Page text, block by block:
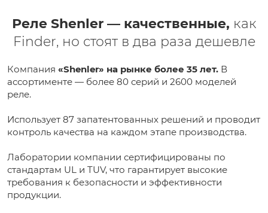
Реле Shenler — качественные, как
Finder, но стоят в два раза дешевле
Компания «Shenler» на рынке более 35 лет. В
ассортименте — более 80 серий и 2600 моделей
реле.
Использует 87 запатентованных решений и проводит
контроль качества на каждом этапе производства.
Лаборатории компании сертифицированы по
стандартам UL и TUV, что гарантирует высокие
требования к безопасности и эффективности
продукции.